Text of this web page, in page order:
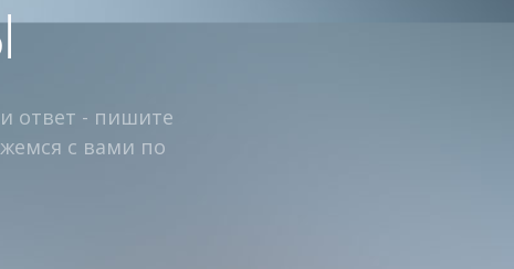
ответ - пишите
с вами по